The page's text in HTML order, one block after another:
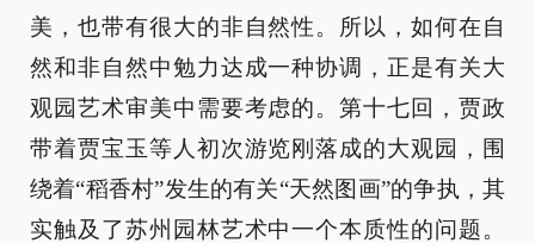
美，也带有很大的非自然性。所以，如何在自
然和非自然中勉力达成一种协调，正是有关大
观园艺术审美中需要考虑的。第十七回，贾政
带着贾宝玉等人初次游览刚落成的大观园，围
绕着“稻香村”发生的有关“天然图画”的争执，其
实触及了苏州园林艺术中一个本质性的问题。